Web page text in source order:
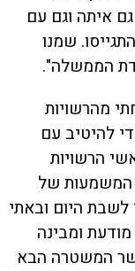
איתה וגם עם
שמנו
הממשלה".
מהרשויות
להיטיב עם
הרשויות
המשמעות של
היום ובאתי
ומבינה
המשטרה הבא